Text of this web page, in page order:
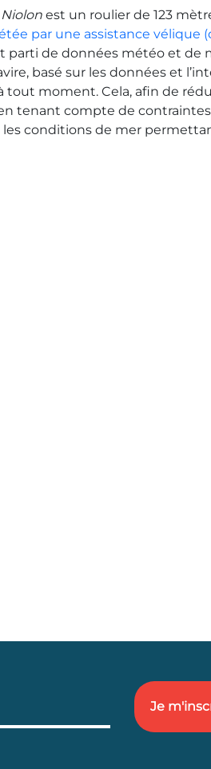
est un roulier de 123
par une assistance vélique
parti de données météo et de
basé sur les données et
tout moment. Cela, afin de
tenant compte de
les conditions de mer